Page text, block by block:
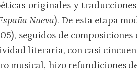
originales y
Nueva). De esta etapa
seguidos de
literaria, con casi
musical, hizo refundiciones